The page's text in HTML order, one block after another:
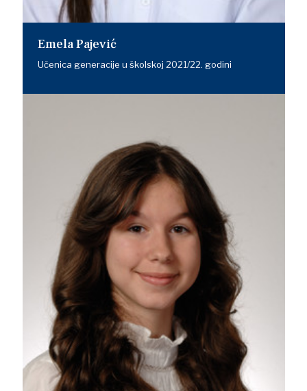
Emela Pajević
Učenica generacije u školskoj 2021/22. godini